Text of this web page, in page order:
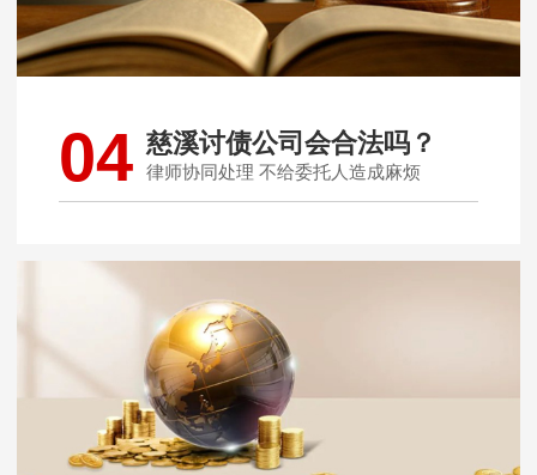
04 慈溪讨债公司会合法吗？
律师协同处理 不给委托人造成麻烦